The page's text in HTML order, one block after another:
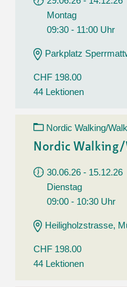
Montag
09:30 - 11:00 Uhr
Parkplatz
CHF 198.00
44 Lektionen
Nordic Walking/
Nordic
30.06.26 - 15.12.26
Dienstag
09:00 - 10:30 Uhr
Heiligholzstrasse,
CHF 198.00
44 Lektionen